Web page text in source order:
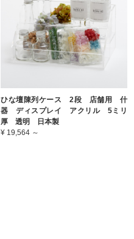
ひな壇陳列ケース 2段 店舗用 什
器 ディスプレイ アクリル 5ミリ
厚 透明 日本製
¥ 19,564 ～